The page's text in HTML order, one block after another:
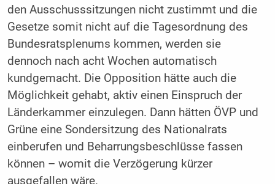
den Ausschusssitzungen nicht zustimmt und die
Gesetze somit nicht auf die Tagesordnung des
Bundesratsplenums kommen, werden sie
dennoch nach acht Wochen automatisch
kundgemacht. Die Opposition hätte auch die
Möglichkeit gehabt, aktiv einen Einspruch der
Länderkammer einzulegen. Dann hätten ÖVP und
Grüne eine Sondersitzung des Nationalrats
einberufen und Beharrungsbeschlüsse fassen
können – womit die Verzögerung kürzer
ausgefallen wäre.